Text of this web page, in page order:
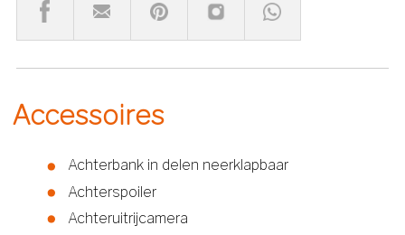
Accessoires
Achterbank in delen neerklapbaar
Achterspoiler
Achteruitrijcamera